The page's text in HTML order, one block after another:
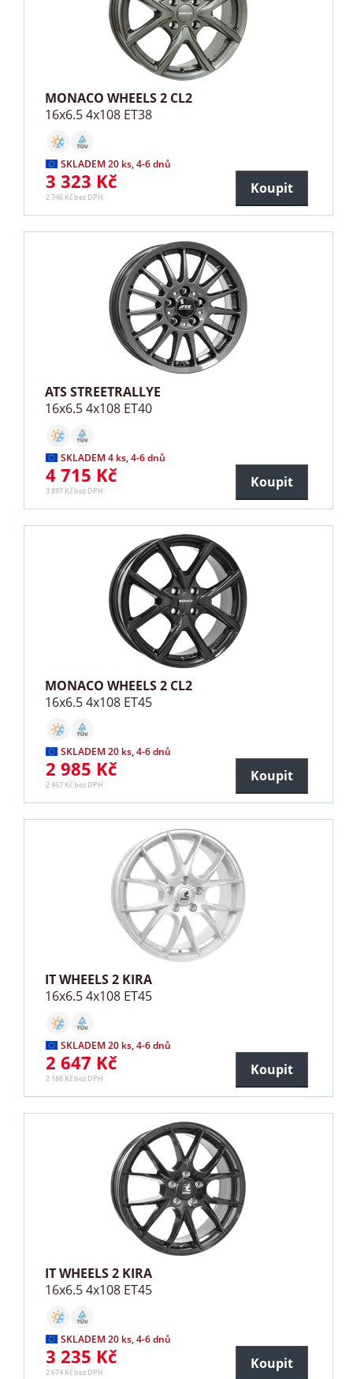
MONACO WHEELS 2 CL2
16x6.5 4x108 ET38
SKLADEM 20 ks, 4-6 dnů
3 323 Kč
2 746 Kč bez DPH
Koupit
ATS STREETRALLYE
16x6.5 4x108 ET40
SKLADEM 4 ks, 4-6 dnů
4 715 Kč
3 897 Kč bez DPH
Koupit
MONACO WHEELS 2 CL2
16x6.5 4x108 ET45
SKLADEM 20 ks, 4-6 dnů
2 985 Kč
2 467 Kč bez DPH
Koupit
IT WHEELS 2 KIRA
16x6.5 4x108 ET45
SKLADEM 20 ks, 4-6 dnů
2 647 Kč
2 188 Kč bez DPH
Koupit
IT WHEELS 2 KIRA
16x6.5 4x108 ET45
SKLADEM 20 ks, 4-6 dnů
3 235 Kč
2 674 Kč bez DPH
Koupit